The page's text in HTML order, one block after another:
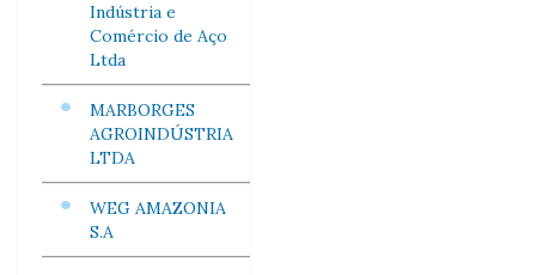
Indústria e
Comércio de Aço
Ltda
MARBORGES
AGROINDÚSTRIA
LTDA
WEG AMAZONIA
S.A